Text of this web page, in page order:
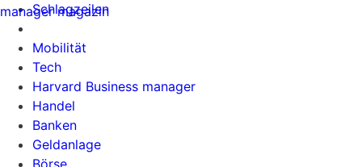
Schlagzeilen
Mobilität
Tech
Harvard Business manager
Handel
Banken
Geldanlage
Börse
manager magazin